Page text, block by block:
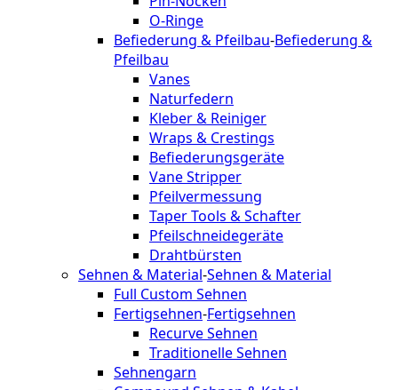
O-Ringe
Befiederung & Pfeilbau-Befiederung &
Pfeilbau
Vanes
Naturfedern
Kleber & Reiniger
Wraps & Crestings
Befiederungsgeräte
Vane Stripper
Pfeilvermessung
Taper Tools & Schafter
Pfeilschneidegeräte
Drahtbürsten
Sehnen & Material-Sehnen & Material
Full Custom Sehnen
Fertigsehnen-Fertigsehnen
Recurve Sehnen
Traditionelle Sehnen
Sehnengarn